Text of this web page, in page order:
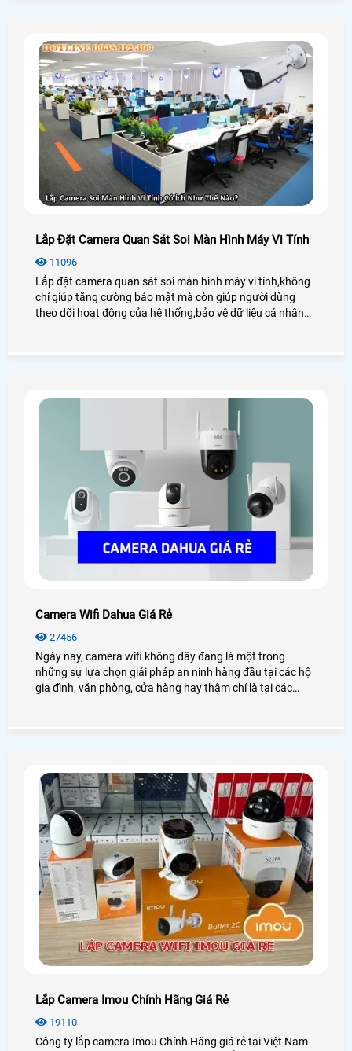
Lắp Đặt Camera Quan Sát Soi Màn Hình Máy Vi Tính
11096
Lắp đặt camera quan sát soi màn hình máy vi tính,không
chỉ giúp tăng cường bảo mật mà còn giúp người dùng
theo dõi hoạt động của hệ thống,bảo vệ dữ liệu cá nhân
Camera Wifi Dahua Giá Rẻ
27456
Ngày nay, camera wifi không dây đang là một trong
những sự lựa chọn giải pháp an ninh hàng đầu tại các hộ
gia đình, văn phòng, cửa hàng hay thậm chí là tại các
Lắp Camera Imou Chính Hãng Giá Rẻ
19110
Công ty lắp camera Imou Chính Hãng giá rẻ tại Việt Nam